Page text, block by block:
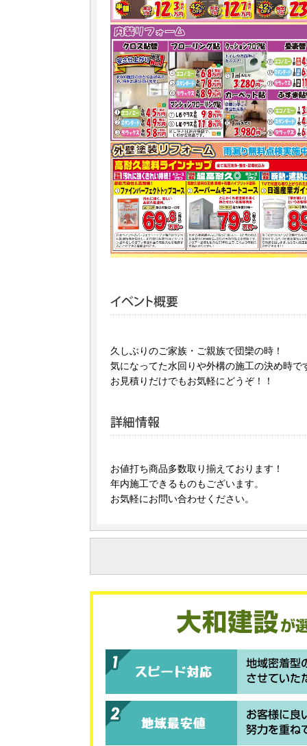
久しぶりのご家族・ご親族で団欒の時！
気になってた水回りや外構の施工の決め時で
お見積りだけでもお気軽にどうぞ！！
お値打ち商品多数取り揃えております！
年内施工できるものもございます。
お気軽にお問い合わせください。